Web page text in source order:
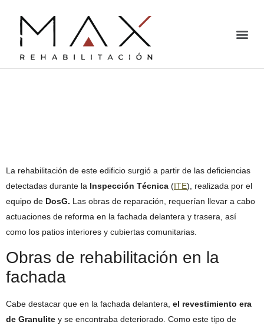
La rehabilitación de este edificio surgió a partir de las deficiencias
detectadas durante la Inspección Técnica (ITE), realizada por el
equipo de DosG. Las obras de reparación, requerían llevar a cabo
actuaciones de reforma en la fachada delantera y trasera, así
como los patios interiores y cubiertas comunitarias.
Obras de rehabilitación en la
fachada
Cabe destacar que en la fachada delantera, el revestimiento era
de Granulite y se encontraba deteriorado. Como este tipo de